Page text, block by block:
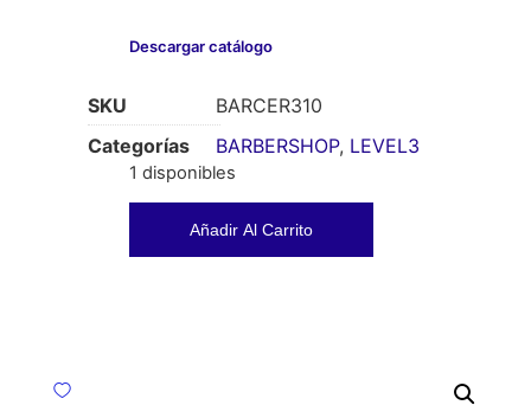
Descargar catálogo
SKU
BARCER310
Categorías
BARBERSHOP, LEVEL3
1 disponibles
Añadir Al Carrito